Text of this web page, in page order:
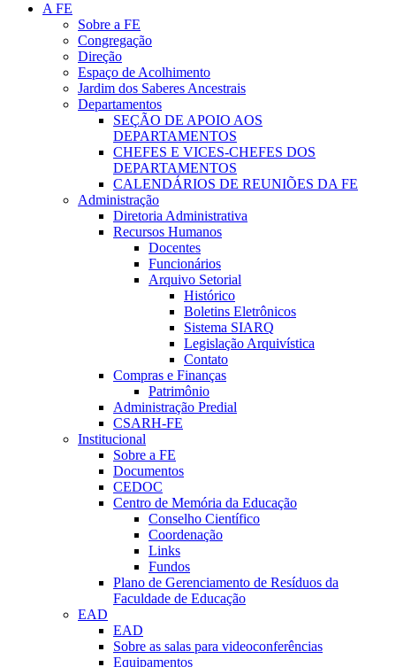
A FE
Sobre a FE
Congregação
Direção
Espaço de Acolhimento
Jardim dos Saberes Ancestrais
Departamentos
SEÇÃO DE APOIO AOS
DEPARTAMENTOS
CHEFES E VICES-CHEFES DOS
DEPARTAMENTOS
CALENDÁRIOS DE REUNIÕES DA FE
Administração
Diretoria Administrativa
Recursos Humanos
Docentes
Funcionários
Arquivo Setorial
Histórico
Boletins Eletrônicos
Sistema SIARQ
Legislação Arquivística
Contato
Compras e Finanças
Patrimônio
Administração Predial
CSARH-FE
Institucional
Sobre a FE
Documentos
CEDOC
Centro de Memória da Educação
Conselho Científico
Coordenação
Links
Fundos
Plano de Gerenciamento de Resíduos da
Faculdade de Educação
EAD
EAD
Sobre as salas para videoconferências
Equipamentos